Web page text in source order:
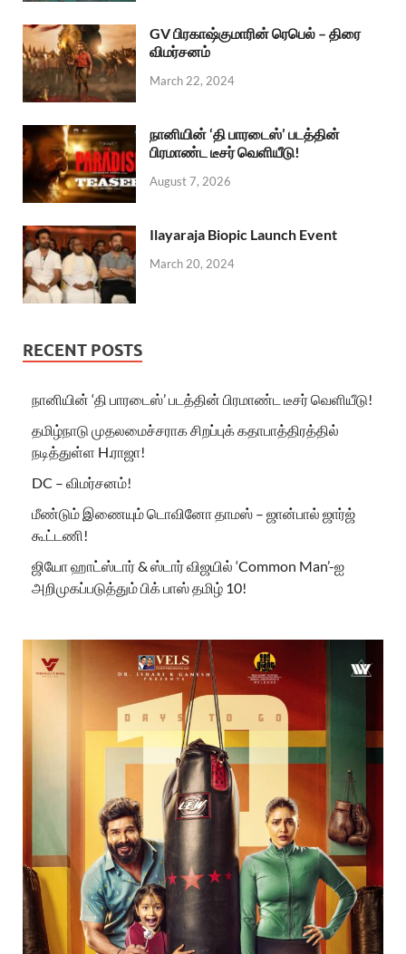
GV பிரகாஷ்குமாரின் ரெபெல் – திரை
விமர்சனம்
March 22, 2024
நானியின் ‘தி பாரடைஸ்’ படத்தின்
பிரமாண்ட டீசர் வெளியீடு!
August 7, 2026
Ilayaraja Biopic Launch Event
March 20, 2024
RECENT POSTS
நானியின் ‘தி பாரடைஸ்’ படத்தின் பிரமாண்ட டீசர் வெளியீடு!
தமிழ்நாடு முதலமைச்சராக சிறப்புக் கதாபாத்திரத்தில்
நடித்துள்ள H.ராஜா!
DC – விமர்சனம்!
மீண்டும் இணையும் டொவினோ தாமஸ் – ஜான்பால் ஜார்ஜ்
கூட்டணி!
ஜியோ ஹாட்ஸ்டார் & ஸ்டார் விஜயில் ‘Common Man’-ஐ
அறிமுகப்படுத்தும் பிக் பாஸ் தமிழ் 10!